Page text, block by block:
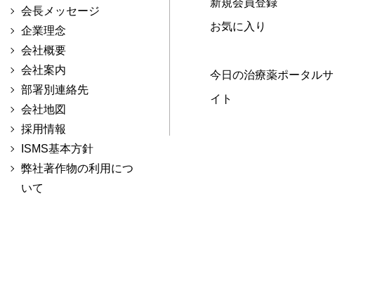
会長メッセージ
企業理念
会社概要
会社案内
部署別連絡先
会社地図
採用情報
ISMS基本方針
弊社著作物の利用につ
いて
お気に入り
今日の治療薬ポータルサ
イト